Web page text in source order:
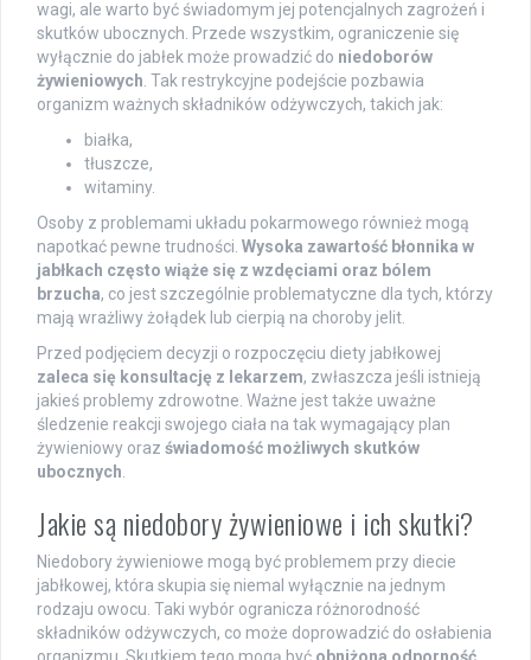
wagi, ale warto być świadomym jej potencjalnych zagrożeń i
skutków ubocznych. Przede wszystkim, ograniczenie się
wyłącznie do jabłek może prowadzić do niedoborów
żywieniowych . Tak restrykcyjne podejście pozbawia
organizm ważnych składników odżywczych, takich jak:
białka,
tłuszcze,
witaminy.
Osoby z problemami układu pokarmowego również mogą
napotkać pewne trudności. Wysoka zawartość błonnika w
jabłkach często wiąże się z wzdęciami oraz bólem
brzucha, co jest szczególnie problematyczne dla tych, którzy
mają wrażliwy żołądek lub cierpią na choroby jelit.
Przed podjęciem decyzji o rozpoczęciu diety jabłkowej
zaleca się konsultację z lekarzem, zwłaszcza jeśli istnieją
jakieś problemy zdrowotne. Ważne jest także uważne
śledzenie reakcji swojego ciała na tak wymagający plan
żywieniowy oraz świadomość możliwych skutków
ubocznych
Jakie są niedobory żywieniowe i ich skutki?
Niedobory żywieniowe mogą być problemem przy diecie
jabłkowej, która skupia się niemal wyłącznie na jednym
rodzaju owocu. Taki wybór ogranicza różnorodność
składników odżywczych, co może doprowadzić do osłabienia